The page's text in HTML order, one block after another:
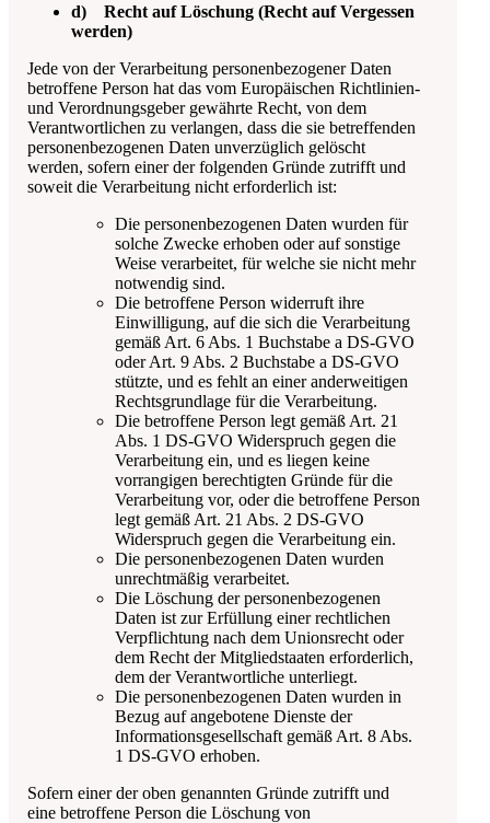
d) Recht auf Löschung (Recht auf Vergessen
werden)
Jede von der Verarbeitung personenbezogener Daten
betroffene Person hat das vom Europäischen Richtlinien-
und Verordnungsgeber gewährte Recht, von dem
Verantwortlichen zu verlangen, dass die sie betreffenden
personenbezogenen Daten unverzüglich gelöscht
werden, sofern einer der folgenden Gründe zutrifft und
soweit die Verarbeitung nicht erforderlich ist:
Die personenbezogenen Daten wurden für
solche Zwecke erhoben oder auf sonstige
Weise verarbeitet, für welche sie nicht mehr
notwendig sind.
Die betroffene Person widerruft ihre
Einwilligung, auf die sich die Verarbeitung
gemäß Art. 6 Abs. 1 Buchstabe a DS-GVO
oder Art. 9 Abs. 2 Buchstabe a DS-GVO
stützte, und es fehlt an einer anderweitigen
Rechtsgrundlage für die Verarbeitung.
Die betroffene Person legt gemäß Art. 21
Abs. 1 DS-GVO Widerspruch gegen die
Verarbeitung ein, und es liegen keine
vorrangigen berechtigten Gründe für die
Verarbeitung vor, oder die betroffene Person
legt gemäß Art. 21 Abs. 2 DS-GVO
Widerspruch gegen die Verarbeitung ein.
Die personenbezogenen Daten wurden
unrechtmäßig verarbeitet.
Die Löschung der personenbezogenen
Daten ist zur Erfüllung einer rechtlichen
Verpflichtung nach dem Unionsrecht oder
dem Recht der Mitgliedstaaten erforderlich,
dem der Verantwortliche unterliegt.
Die personenbezogenen Daten wurden in
Bezug auf angebotene Dienste der
Informationsgesellschaft gemäß Art. 8 Abs.
1 DS-GVO erhoben.
Sofern einer der oben genannten Gründe zutrifft und
eine betroffene Person die Löschung von